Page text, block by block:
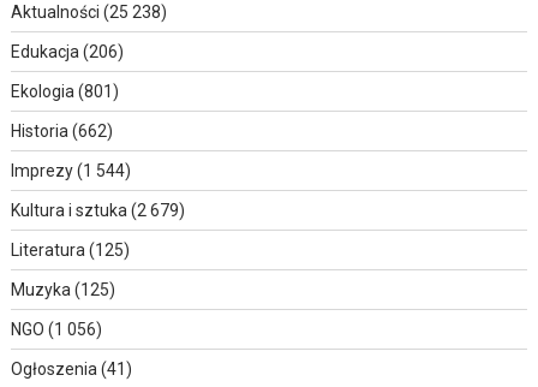
Aktualności (25 238)
Edukacja (206)
Ekologia (801)
Historia (662)
Imprezy(1 544)
Kultura i sztuka (2 679)
Literatura (125)
Muzyka (125)
NGO (1 056)
Ogłoszenia (41)